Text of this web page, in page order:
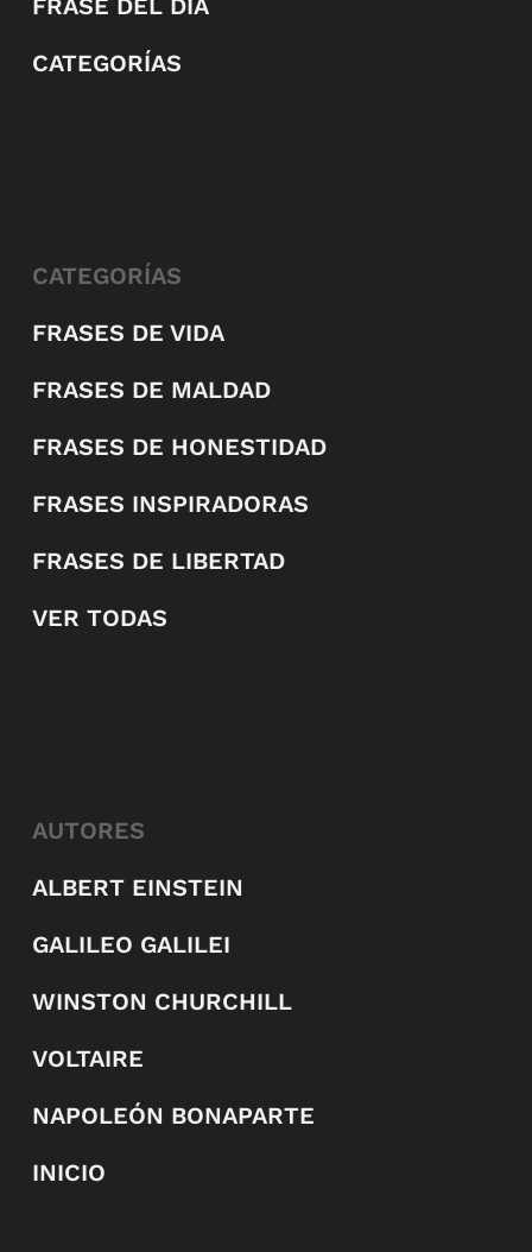
FRASE DEL DÍA
CATEGORÍAS
CATEGORÍAS
FRASES DE VIDA
FRASES DE MALDAD
FRASES DE HONESTIDAD
FRASES INSPIRADORAS
FRASES DE LIBERTAD
VER TODAS
AUTORES
ALBERT EINSTEIN
GALILEO GALILEI
WINSTON CHURCHILL
VOLTAIRE
NAPOLEÓN BONAPARTE
INICIO